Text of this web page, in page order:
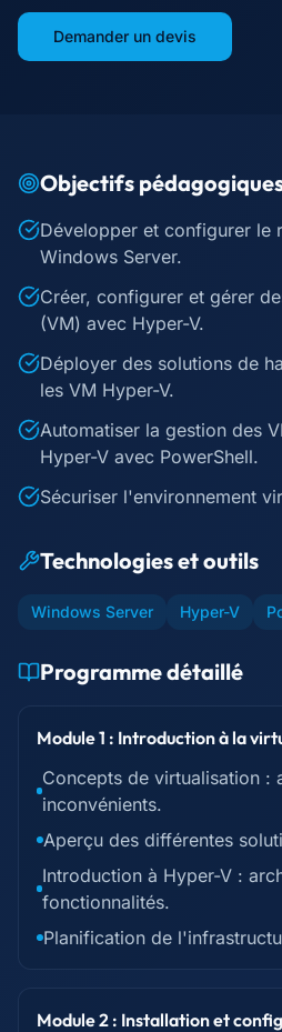
Demander un devis
Objectifs
Développer et configurer le
Windows Server.
Créer, configurer et gérer
(VM) avec Hyper-V.
Déployer des solutions de
les VM Hyper-V.
Automatiser la gestion des
Hyper-V avec PowerShell.
Sécuriser l'environnement
Technologies et outils
Windows Server Hyper-V
Programme détaillé
Module 1 : Introduction à la
Concepts de virtualisation :
inconvénients.
Aperçu des différentes
Introduction à Hyper-V :
fonctionnalités.
Planification de
Module 2 : Installation et